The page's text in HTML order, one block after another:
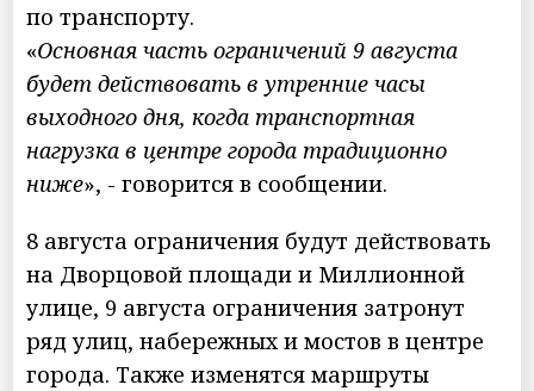
по транспорту.
«Основная часть ограничений 9 августа
будет действовать в утренние часы
выходного дня, когда транспортная
нагрузка в центре города традиционно
ниже», - говорится в сообщении.
8 августа ограничения будут действовать
на Дворцовой площади и Миллионной
улице, 9 августа ограничения затронут
ряд улиц, набережных и мостов в центре
города. Также изменятся маршруты